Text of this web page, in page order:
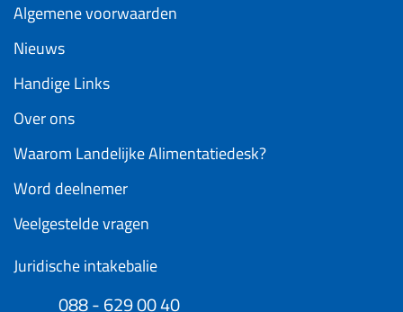
Algemene voorwaarden
Nieuws
Handige Links
Over ons
Waarom Landelijke Alimentatiedesk?
Word deelnemer
Veelgestelde vragen
Juridische intakebalie
088 - 629 00 40